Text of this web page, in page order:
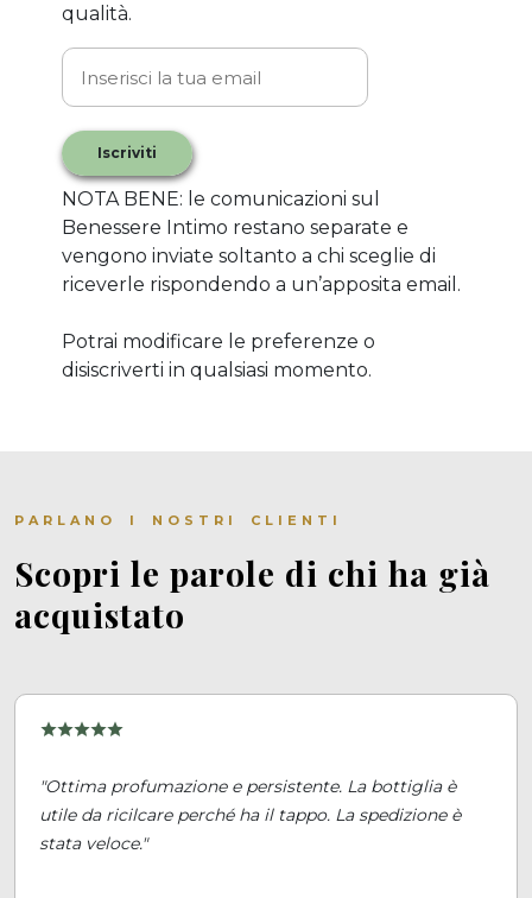
qualità.
Iscriviti
NOTA BENE: le comunicazioni sul
Benessere Intimo restano separate e
vengono inviate soltanto a chi sceglie di
riceverle rispondendo a un’apposita email.
Potrai modificare le preferenze o
disiscriverti in qualsiasi momento.
PARLANO I NOSTRI CLIENTI
Scopri le parole di chi ha già
acquistato
"Ottima profumazione e persistente. La bottiglia è
utile da ricilcare perché ha il tappo. La spedizione è
stata veloce."